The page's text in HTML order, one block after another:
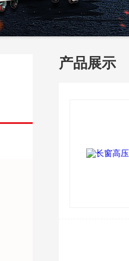
产品展示